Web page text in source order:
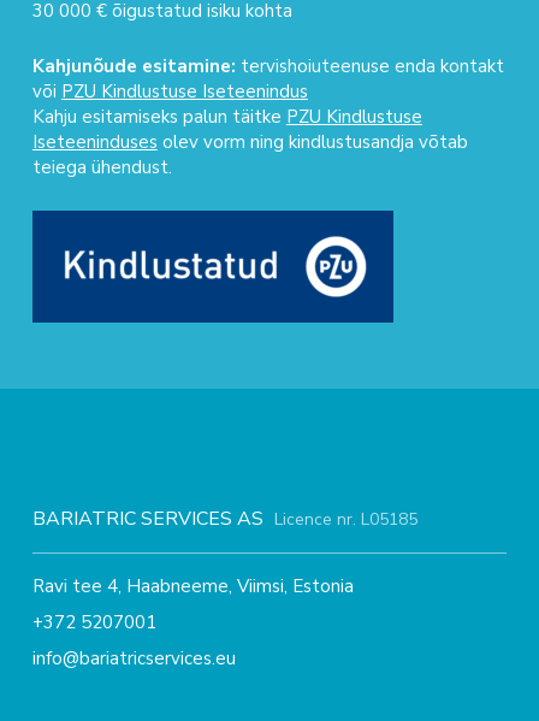
30 000 € õigustatud isiku kohta
Kahjunõude esitamine: tervishoiuteenuse enda kontakt
või PZU Kindlustuse Iseteenindus
Kahju esitamiseks palun täitke PZU Kindlustuse
Iseteeninduses olev vorm ning kindlustusandja võtab
teiega ühendust.
BARIATRIC SERVICES AS Licence nr. L05185
Ravi tee 4, Haabneeme, Viimsi, Estonia
+372 5207001
info@bariatricservices.eu